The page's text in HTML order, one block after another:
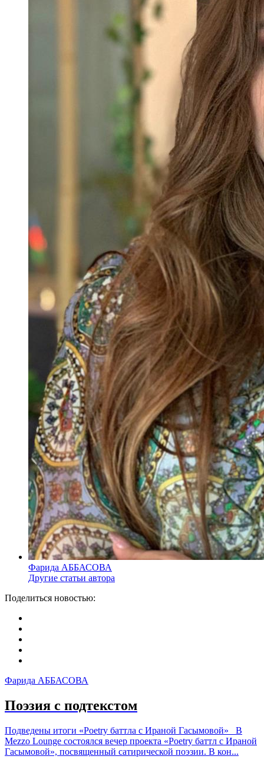
Фарида АББАСОВА
Другие статьи автора
Поделиться новостью:
Фарида АББАСОВА
Поэзия с подтекстом
Подведены итоги «Poetry баттла с Ираной Гасымовой» В
Mezzo Lounge состоялся вечер проекта «Poetry баттл с Ираной
Гасымовой», посвященный сатирической поэзии. В кон...